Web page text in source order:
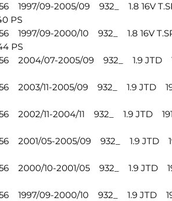
1997/09-2005/09 932_ 1.8 16V
PS
1997/09-2000/10 932_ 1.8 16V
PS
2004/07-2005/09 932_ 1.9 JTD
2003/11-2005/09 932_ 1.9 JTD
2002/11-2004/11 932_ 1.9 JTD
2001/05-2005/09 932_ 1.9 JTD
2000/10-2001/05 932_ 1.9 JTD
1997/09-2000/10 932_ 1.9 JTD